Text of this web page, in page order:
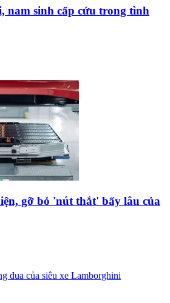
nam sinh cấp cứu trong tình
gỡ bỏ 'nút thắt' bấy lâu của